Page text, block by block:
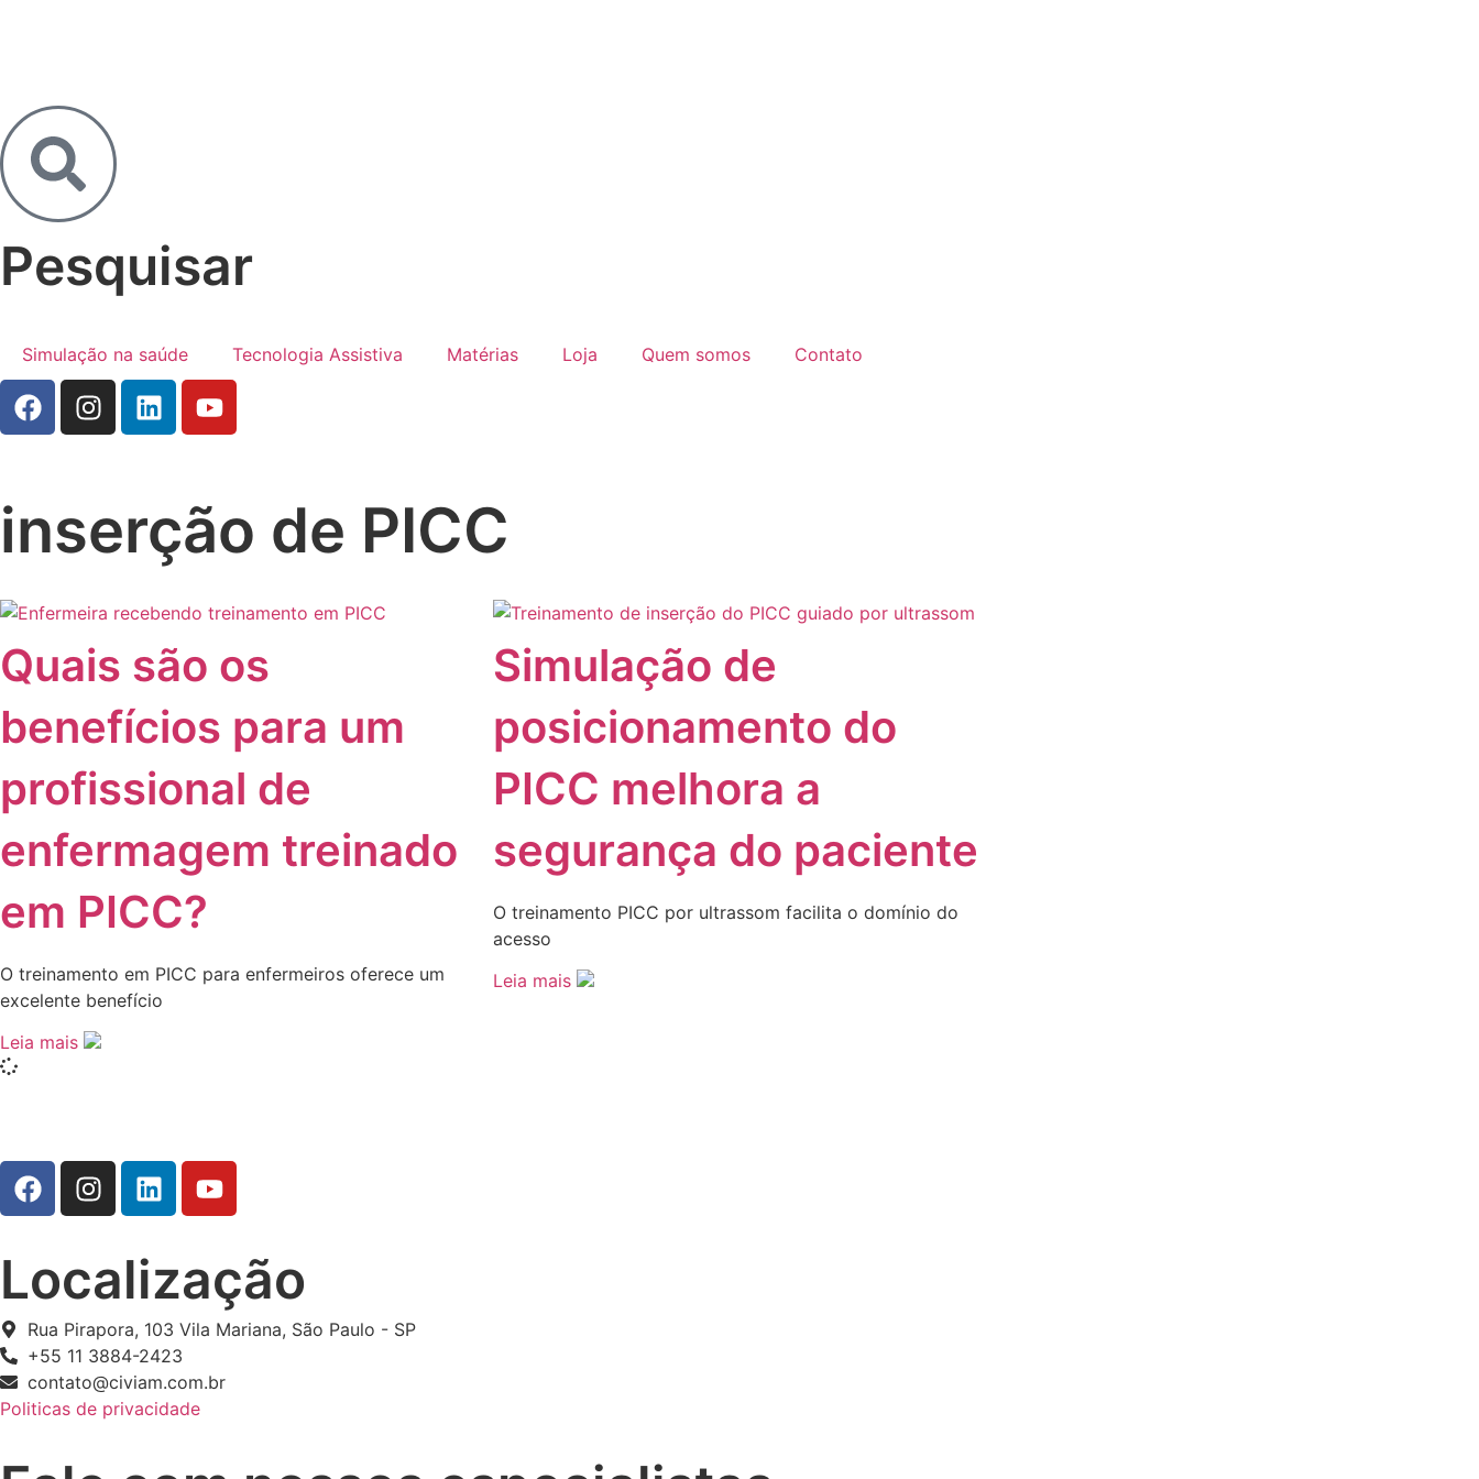
Pesquisar
Simulação na saúde Tecnologia Assistiva Matérias Loja Quem somos Contato
inserção de PICC
Quais são os
benefícios para um
profissional de
enfermagem treinado
em PICC?
O treinamento em PICC para enfermeiros oferece um
excelente benefício
Leia mais
Simulação de
posicionamento do
PICC melhora a
segurança do paciente
O treinamento PICC por ultrassom facilita o domínio do
acesso
Leia mais
Localização
Rua Pirapora, 103 Vila Mariana, São Paulo - SP
+55 11 3884-2423
contato@civiam.com.br
Politicas de privacidade